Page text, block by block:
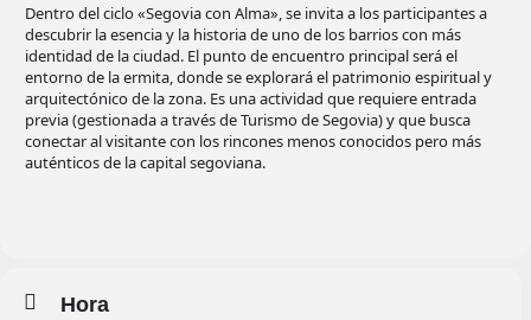
Dentro del ciclo «Segovia con Alma», se invita a los participantes a
descubrir la esencia y la historia de uno de los barrios con más
identidad de la ciudad. El punto de encuentro principal será el
entorno de la ermita, donde se explorará el patrimonio espiritual y
arquitectónico de la zona. Es una actividad que requiere entrada
previa (gestionada a través de Turismo de Segovia) y que busca
conectar al visitante con los rincones menos conocidos pero más
auténticos de la capital segoviana.
Hora